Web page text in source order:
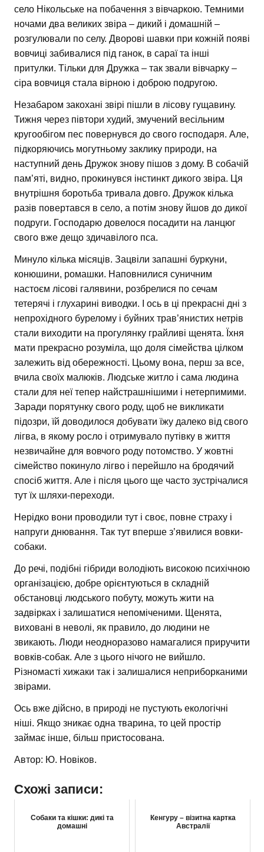
село Нікольське на побачення з вівчаркою. Темними
ночами два великих звіра – дикий і домашній –
розгулювали по селу. Дворові шавки при кожній появі
вовчиці забивалися під ганок, в сараї та інші
притулки. Тільки для Дружка – так звали вівчарку –
сіра вовчиця стала вірною і доброю подругою.
Незабаром закохані звірі пішли в лісову гущавину.
Тижня через півтори худий, змучений весільним
кругообігом пес повернувся до свого господаря. Але,
підкоряючись могутньому заклику природи, на
наступний день Дружок знову пішов з дому. В собачій
пам’яті, видно, прокинувся інстинкт дикого звіра. Ця
внутрішня боротьба тривала довго. Дружок кілька
разів повертався в село, а потім знову йшов до дикої
подруги. Господарю довелося посадити на ланцюг
свого вже дещо здичавілого пса.
Минуло кілька місяців. Зацвіли запашні буркуни,
конюшини, ромашки. Наповнилися суничним
настоєм лісові галявини, розбрелися по сечам
тетерячі і глухарині виводки. І ось в ці прекрасні дні з
непрохідного бурелому і буйних трав’янистих нетрів
стали виходити на прогулянку грайливі щенята. Їхня
мати прекрасно розуміла, що доля сімейства цілком
залежить від обережності. Цьому вона, перш за все,
вчила своїх малюків. Людське житло і сама людина
стали для неї тепер найстрашнішими і нетерпимими.
Заради порятунку свого роду, щоб не викликати
підозри, їй доводилося добувати їжу далеко від свого
лігва, в якому росло і отримувало путівку в життя
незвичайне для вовчого роду потомство. У жовтні
сімейство покинуло лігво і перейшло на бродячий
спосіб життя. Але і після цього ще часто зустрічалися
тут їх шляхи-переходи.
Нерідко вони проводили тут і своє, повне страху і
напруги днювання. Так тут вперше з’явилися вовки-
собаки.
До речі, подібні гібриди володіють високою психічною
організацією, добре орієнтуються в складній
обстановці людського побуту, можуть жити на
задвірках і залишатися непоміченими. Щенята,
виховані в неволі, як правило, до людини не
звикають. Люди неодноразово намагалися приручити
вовків-собак. Але з цього нічого не вийшло.
Різномасті хижаки так і залишалися неприборканими
звірами.
Ось вже дійсно, в природі не пустують екологічні
ніші. Якщо зникає одна тварина, то цей простір
займає інше, більш пристосована.
Автор: Ю. Новіков.
Схожі записи:
Собаки та кішки: дикі та
домашні
Кенгуру – візитна картка
Австралії